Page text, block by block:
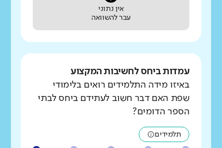
אין נתוני
עבר להשוואה
עמדות ביחס לחשיבות המקצוע
באיזו מידה התלמידים רואים בלימודי
שפת האם דבר חשוב לעתידם ביחס לבתי
הספר הדומים?
תלמידים